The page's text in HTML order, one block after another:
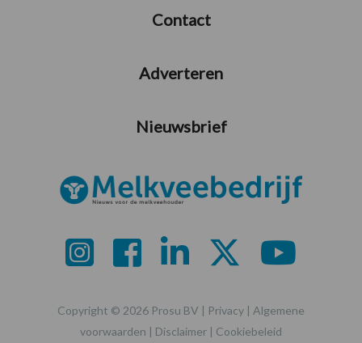
Contact
Adverteren
Nieuwsbrief
Copyright © 2026 Prosu BV | Privacy | Algemene
voorwaarden | Disclaimer | Cookiebeleid